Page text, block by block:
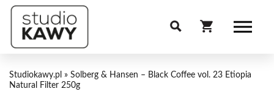
Studiokawy.pl » Solberg & Hansen – Black Coffee vol. 23 Etiopia
Natural Filter 250g